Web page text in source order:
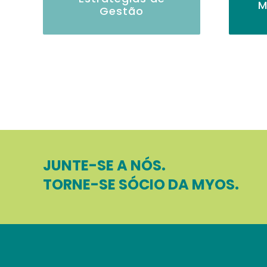
Gestão
JUNTE-SE A NÓS.
TORNE-SE SÓCIO DA MYOS.